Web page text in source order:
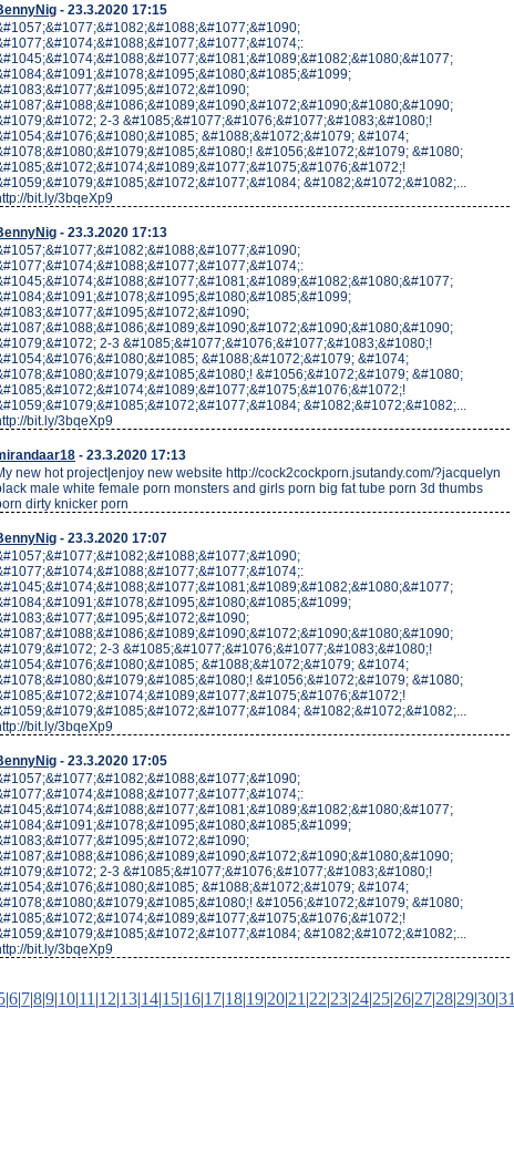
- 23.3.2020 17:15
2-3 &#1085;&#1077;&#1076;&#1077;&#1083;&#1080;!
&#1088;&#1072;&#1079; &#1074;
&#1056;&#1072;&#1079; &#1080;
&#1082;&#1072;&#1082;...
bit.ly/3bqeXp9
- 23.3.2020 17:13
2-3 &#1085;&#1077;&#1076;&#1077;&#1083;&#1080;!
&#1088;&#1072;&#1079; &#1074;
&#1056;&#1072;&#1079; &#1080;
&#1082;&#1072;&#1082;...
bit.ly/3bqeXp9
- 23.3.2020 17:13
new hot project|enjoy new website http://cock2cockporn.jsutandy.com/?jacquelyn
male white female porn monsters and girls porn big fat tube porn 3d thumbs
dirty knicker porn
- 23.3.2020 17:07
2-3 &#1085;&#1077;&#1076;&#1077;&#1083;&#1080;!
&#1088;&#1072;&#1079; &#1074;
&#1056;&#1072;&#1079; &#1080;
&#1082;&#1072;&#1082;...
bit.ly/3bqeXp9
- 23.3.2020 17:05
2-3 &#1085;&#1077;&#1076;&#1077;&#1083;&#1080;!
&#1088;&#1072;&#1079; &#1074;
&#1056;&#1072;&#1079; &#1080;
&#1082;&#1072;&#1082;...
bit.ly/3bqeXp9
|6|7|8|9|10|11 |12|13|14|15|16|17|18|19|20|21 |22|23|24|25|26|27|28|29|30|31